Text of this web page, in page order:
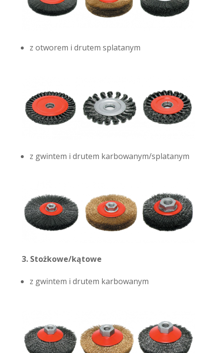
z otworem i drutem splatanym
z gwintem i drutem karbowanym/splatanym
3. Stożkowe/kątowe
z gwintem i drutem karbowanym